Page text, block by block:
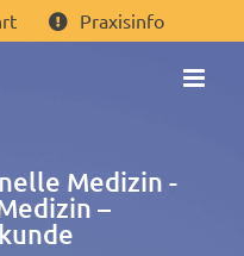
Praxisinfo
Medizin -
–